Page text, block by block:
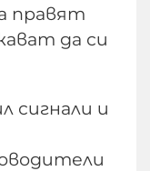
правят
да си
сигнали и